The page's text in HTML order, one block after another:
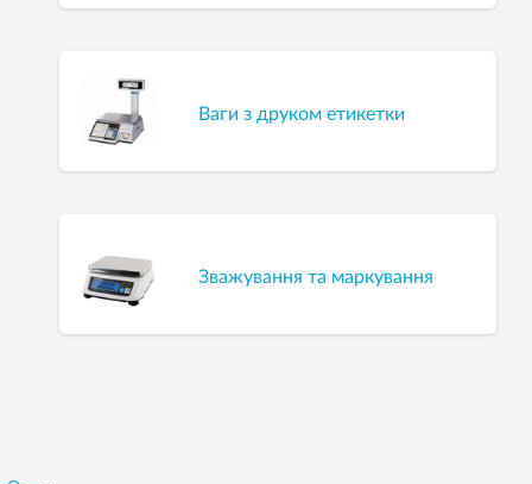
Ваги з друком етикетки
Зважування та маркування